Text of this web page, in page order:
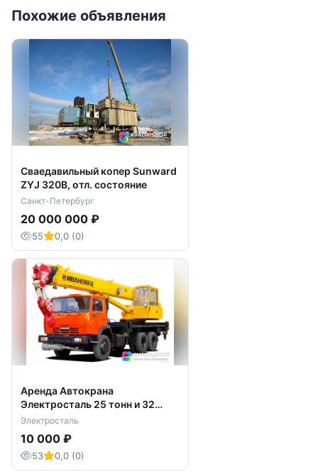
Похожие объявления
Сваедавильный копер Sunward
ZYJ 320B, отл. состояние
Санкт-Петербург
20 000 000 ₽
55 0,0 (0)
Аренда Автокрана
Электросталь 25 тонн и 32
тонны
Электросталь
10 000 ₽
53 0,0 (0)